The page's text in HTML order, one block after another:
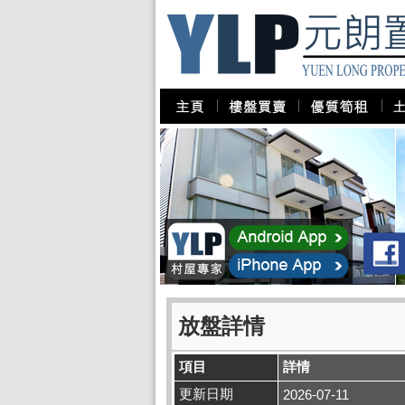
放盤詳情
項目
詳情
更新日期
2026-07-11